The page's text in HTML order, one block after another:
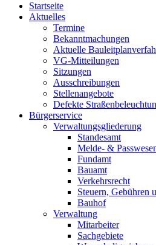
Startseite
Aktuelles
Termine
Bekanntmachungen
Aktuelle
VG-Mitteilungen
Sitzungen
Ausschreibungen
Stellenangebote
Defekte
Bürgerservice
Verwaltungsgliederung
Standesamt
Melde- &
Fundamt
Bauamt
Verkehrsrecht
Steuern, Gebühren
Bauhof
Verwaltung
Mitarbeiter
Sachgebiete